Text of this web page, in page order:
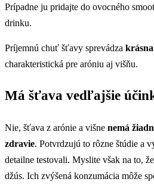
Prípadne ju pridajte do ovocného
drinku.
Príjemnú chuť šťavy sprevádza
charakteristická pre aróniu aj višňu.
Má šťava vedľajšie
Nie, šťava z arónie a višne nemá
zdravie. Potvrdzujú to rôzne štúdie a
detailne testovali. Myslite však na to,
džús. Ich zvýšená konzumácia môže